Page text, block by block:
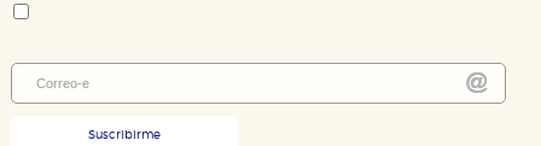
Suscribirme